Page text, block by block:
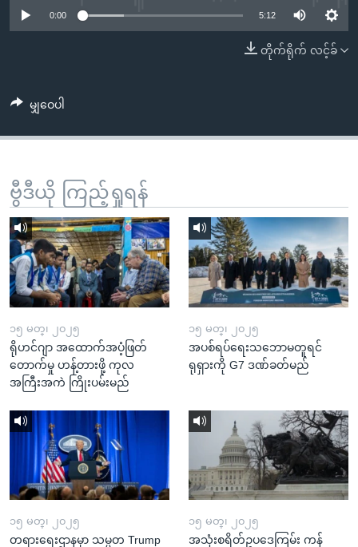
ပင်မ
စာမျက်နှာ
ကျော်
ရန်
ရှာဖွေ
ရန်
နေရာ
သို့
ကျော်
ရန်
ရုပ်ရှင်ထဲက အင်္ဂလိပ်စာ
တီဗွီ
ရေဒီယို/တီဗွီအစီအစဉ်
ဗွီအိုအေ လူမှုကွန်ယက်များ
ဘာသာစကားများ
0:00 5:12
တိုက်ရိုက် လင့်ခ်
မျှဝေပါ
ဗွီဒီယို ကြည့်ရှုရန်
၁၅ မတ္၊ ၂၀၂၅
ရိုဟင်ဂျာ အထောက်အပံ့ဖြတ်
တောက်မှု ဟန့်တားဖို့ ကုလ
အကြီးအကဲ ကြိုးပမ်းမည်
၁၅ မတ္၊ ၂၀၂၅
အပစ်ရပ်ရေးသဘောမတူရင်
ရုရှားကို G7 ဒဏ်ခတ်မည်
၁၅ မတ္၊ ၂၀၂၅
တရားရေးဌာနမှာ သမ္မတ Trump
၁၅ မတ္၊ ၂၀၂၅
အသုံးစရိတ်ဥပဒေကြမ်း ကန်